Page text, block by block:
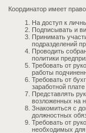
Координатор имеет
На доступ к
Подписывать и
Принимать
подразделений
Проводить
политики
Требовать от
работы
Требовать от
заработной
Представлять
возложенных на
Знакомиться с
должностных
Требовать от
необходимых для